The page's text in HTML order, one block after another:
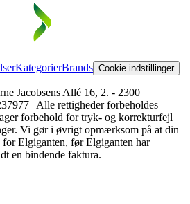
KategorierBrands Cookie indstillinger
Jacobsens Allé 16, 2. - 2300
| Alle rettigheder forbeholdes |
forbehold for tryk- og korrekturfejl
Vi gør i øvrigt opmærksom på at din
Elgiganten, før Elgiganten har
en bindende faktura.